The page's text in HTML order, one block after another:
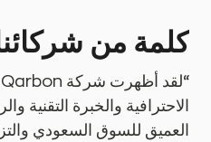
كلمة من
الاحترافية والخبرة التقنية
العميق للسوق السعودي